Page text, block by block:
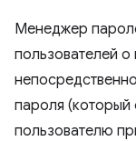
Менеджер
пользователей
пароля (который
пользователю